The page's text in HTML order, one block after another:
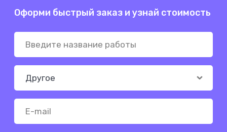
Оформи быстрый заказ и узнай стоимость